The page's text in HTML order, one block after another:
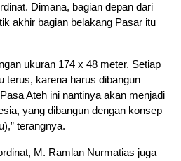
Dimana, bagian depan dari
akhir bagian belakang Pasar itu
ukuran 174 x 48 meter. Setiap
terus, karena harus dibangun
Ateh ini nantinya akan menjadi
yang dibangun dengan konsep
terangnya.
M. Ramlan Nurmatias juga